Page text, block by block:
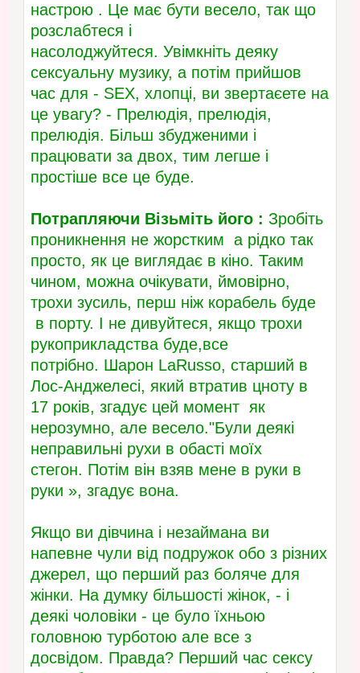
настрою . Це має бути весело, так що
розслабтеся і
насолоджуйтеся. Увімкніть деяку
сексуальну музику, а потім прийшов
час для - SEX, хлопці, ви звертаєете на
це увагу? - Прелюдія, прелюдія,
прелюдія. Більш збудженими і
працювати за двох, тим легше і
простіше все це буде.
Потрапляючи Візьміть його : Зробіть
проникнення не жорстким а рідко так
просто, як це виглядає в кіно. Таким
чином, можна очікувати, ймовірно,
трохи зусиль, перш ніж корабель буде
в порту. І не дивуйтеся, якщо трохи
рукоприкладства буде,все
потрібно. Шарон LaRusso, старший в
Лос-Анджелесі, який втратив цноту в
17 років, згадує цей момент як
нерозумно, але весело."Були деякі
неправильні рухи в обасті моїх
стегон. Потім він взяв мене в руки в
руки », згадує вона.
Якщо ви дівчина і незаймана ви
напевне чули від подружок обо з різних
джерел, що перший раз боляче для
жінки. На думку більшості жінок, - і
деякі чоловіки - це було їхньою
головною турботою але все з
досвідом. Правда? Перший час сексу